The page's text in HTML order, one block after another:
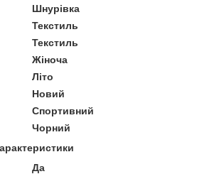
Шнурівка
Текстиль
Текстиль
Жіноча
Літо
Новий
Спортивний
Чорний
Да